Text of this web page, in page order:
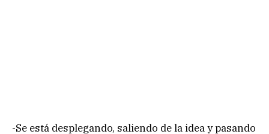
-Se está desplegando, saliendo de la idea y pasando